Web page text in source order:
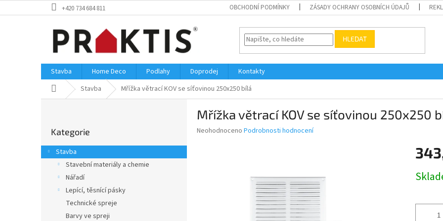
na
+420 734 684 811 OBCHODNÍ PODMÍNKY ZÁSADY OCHRANY OSOBNÍCH ÚDAJŮ
HLEDAT
Stavba Home Deco Podlahy Doprodej
Kontakty
Domů Stavba Mřížka větrací KOV se síťovinou 250x250 bílá
r
a
kategorie
Kategorie
Stavba
Stavební materiály a chemie
Nářadí
Lepící, těsnící pásky
Technické spreje
Barvy ve spreji
Mřížka větrací KOV se síťovinou 250x250
Průměrné
Neohodnoceno Podrobnosti hodnocení
cena: